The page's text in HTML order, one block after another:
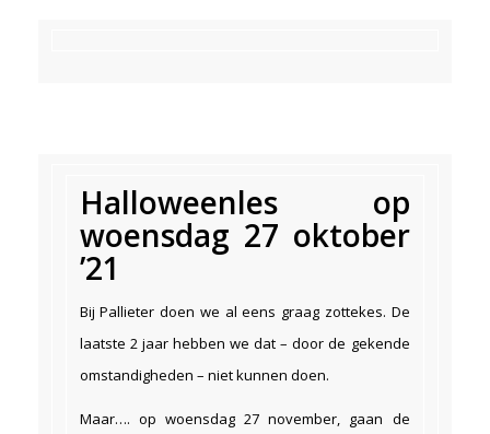
Halloweenles op
woensdag 27 oktober
’21
Bij Pallieter doen we al eens graag zottekes. De
laatste 2 jaar hebben we dat – door de gekende
omstandigheden – niet kunnen doen.
Maar…. op woensdag 27 november, gaan de